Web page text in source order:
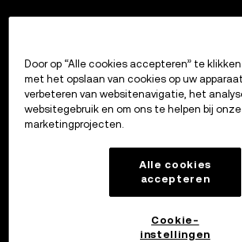
Door op “Alle cookies accepteren” te
met het opslaan van cookies op uw
verbeteren van websitenavigatie, het
websitegebruik en om ons te helpen bij onze
marketingprojecten.
Alle cookies
accepteren
Cookie-
instellingen